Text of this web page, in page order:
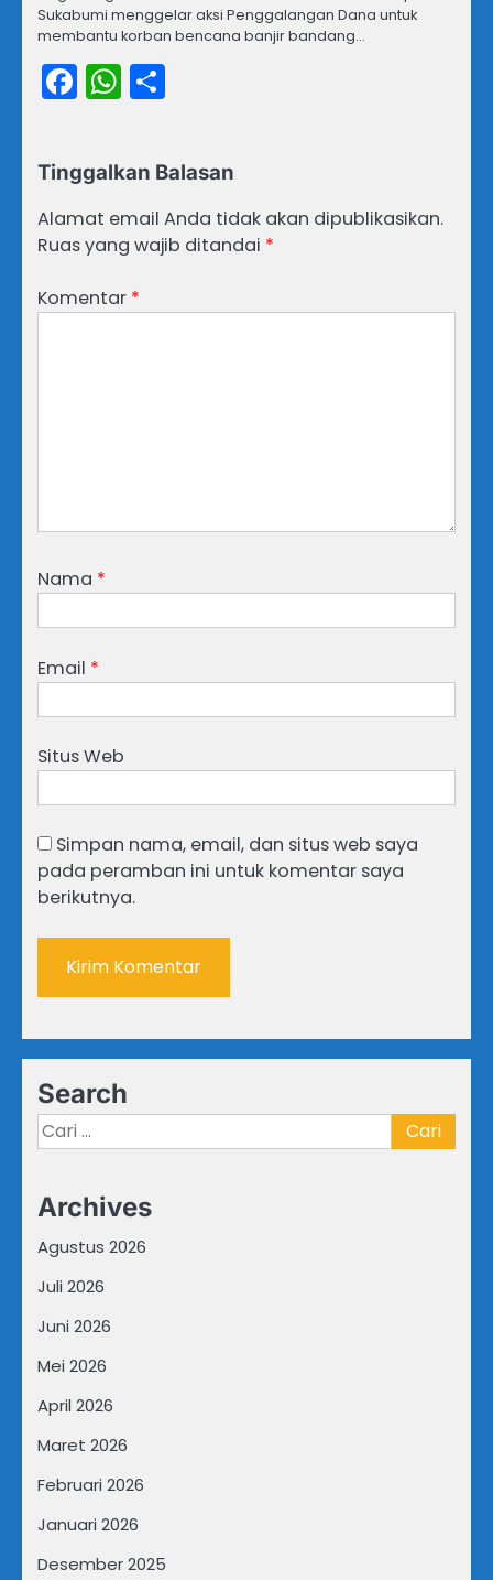
Sukabumi menggelar aksi Penggalangan Dana untuk
membantu korban bencana banjir bandang…
Facebook
WhatsApp
Tinggalkan Balasan
Alamat email Anda tidak akan dipublikasikan.
Ruas yang wajib ditandai *
Komentar *
Nama *
Email *
Situs Web
Simpan nama, email, dan situs web saya
pada peramban ini untuk komentar saya
berikutnya.
Search
Cari
untuk:
Archives
Agustus 2026
Juli 2026
Juni 2026
Mei 2026
April 2026
Maret 2026
Februari 2026
Januari 2026
Desember 2025